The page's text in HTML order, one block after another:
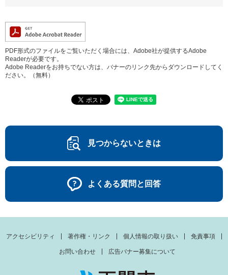
PDF形式のファイルをご覧いただく場合には、Adobe社が提供するAdobe
Readerが必要です。
Adobe Readerをお持ちでない方は、バナーのリンク先からダウンロードしてく
ださい。（無料）
見つからないときは
よくある質問と回答
アクセシビリティ 著作権・リンク 個人情報の取り扱い 免責事項
お問い合わせ 広告バナー募集について